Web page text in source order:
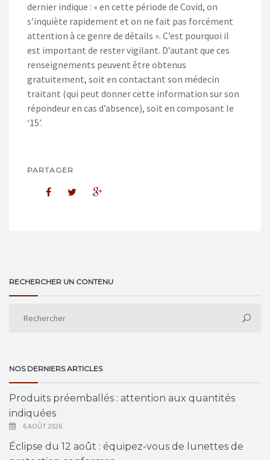
dernier indique : « en cette période de Covid, on
s’inquiète rapidement et on ne fait pas forcément
attention à ce genre de détails ». C’est pourquoi il
est important de rester vigilant. D’autant que ces
renseignements peuvent être obtenus
gratuitement, soit en contactant son médecin
traitant (qui peut donner cette information sur son
répondeur en cas d’absence), soit en composant le
‘15’.
PARTAGER
RECHERCHER UN CONTENU
NOS DERNIERS ARTICLES
Produits préemballés : attention aux quantités
indiquées
6 AOÛT 2026
Éclipse du 12 août : équipez-vous de lunettes de